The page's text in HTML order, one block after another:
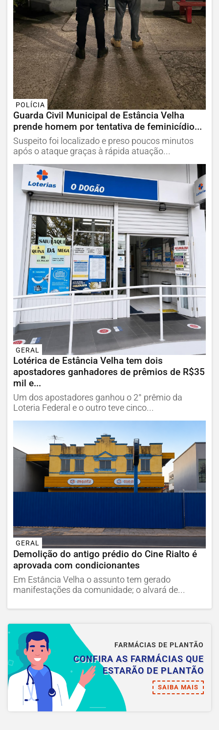
POLÍCIA
Guarda Civil Municipal de Estância Velha
prende homem por tentativa de feminicídio...
Suspeito foi localizado e preso poucos minutos
após o ataque graças à rápida atuação...
GERAL
Lotérica de Estância Velha tem dois
apostadores ganhadores de prêmios de R$35
mil e...
Um dos apostadores ganhou o 2° prêmio da
Loteria Federal e o outro teve cinco...
GERAL
Demolição do antigo prédio do Cine Rialto é
aprovada com condicionantes
Em Estância Velha o assunto tem gerado
manifestações da comunidade; o alvará de...
FARMÁCIAS DE PLANTÃO
CONFIRA AS FARMÁCIAS QUE
ESTARÃO DE PLANTÃO
SAIBA MAIS